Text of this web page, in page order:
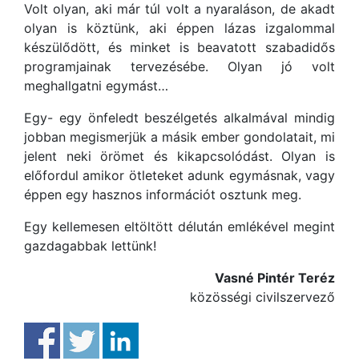
Volt olyan, aki már túl volt a nyaraláson, de akadt
olyan is köztünk, aki éppen lázas izgalommal
készülődött, és minket is beavatott szabadidős
programjainak tervezésébe. Olyan jó volt
meghallgatni egymást…
Egy- egy önfeledt beszélgetés alkalmával mindig
jobban megismerjük a másik ember gondolatait, mi
jelent neki örömet és kikapcsolódást. Olyan is
előfordul amikor ötleteket adunk egymásnak, vagy
éppen egy hasznos információt osztunk meg.
Egy kellemesen eltöltött délután emlékével megint
gazdagabbak lettünk!
Vasné Pintér Teréz
közösségi civilszervező